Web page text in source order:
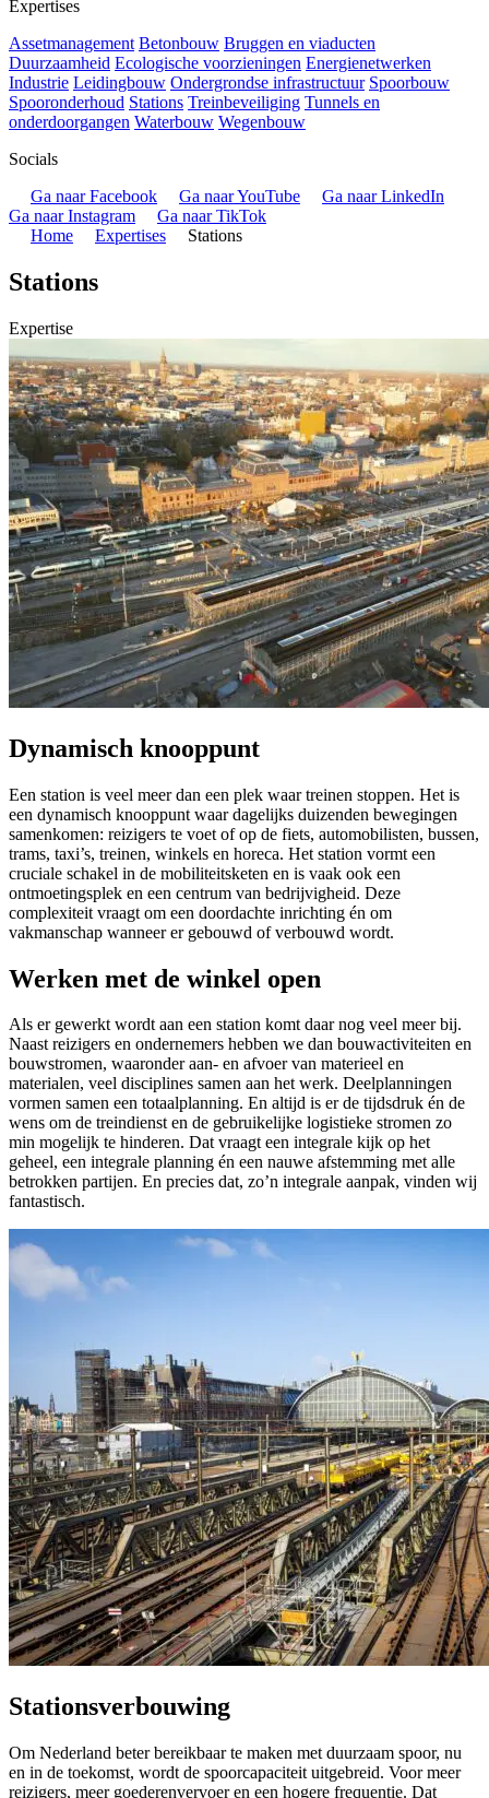
Expertises
Assetmanagement Betonbouw Bruggen en viaducten
Duurzaamheid Ecologische voorzieningen Energienetwerken
Industrie Leidingbouw Ondergrondse infrastructuur Spoorbouw
Spooronderhoud Stations Treinbeveiliging Tunnels en
onderdoorgangen Waterbouw Wegenbouw
Socials
Ga naar Facebook
Ga naar YouTube
Ga naar LinkedIn
Ga naar Instagram
Ga naar TikTok
Home
Expertises Stations
Stations
Expertise
Dynamisch knooppunt
Een station is veel meer dan een plek waar treinen stoppen. Het is
een dynamisch knooppunt waar dagelijks duizenden bewegingen
samenkomen: reizigers te voet of op de fiets, automobilisten, bussen,
trams, taxi’s, treinen, winkels en horeca. Het station vormt een
cruciale schakel in de mobiliteitsketen en is vaak ook een
ontmoetingsplek en een centrum van bedrijvigheid. Deze
complexiteit vraagt om een doordachte inrichting én om
vakmanschap wanneer er gebouwd of verbouwd wordt.
Werken met de winkel open
Als er gewerkt wordt aan een station komt daar nog veel meer bij.
Naast reizigers en ondernemers hebben we dan bouwactiviteiten en
bouwstromen, waaronder aan- en afvoer van materieel en
materialen, veel disciplines samen aan het werk. Deelplanningen
vormen samen een totaalplanning. En altijd is er de tijdsdruk én de
wens om de treindienst en de gebruikelijke logistieke stromen zo
min mogelijk te hinderen. Dat vraagt een integrale kijk op het
geheel, een integrale planning én een nauwe afstemming met alle
betrokken partijen. En precies dat, zo’n integrale aanpak, vinden wij
fantastisch.
Stationsverbouwing
Om Nederland beter bereikbaar te maken met duurzaam spoor, nu
en in de toekomst, wordt de spoorcapaciteit uitgebreid. Voor meer
reizigers, meer goederenvervoer en een hogere frequentie. Dat